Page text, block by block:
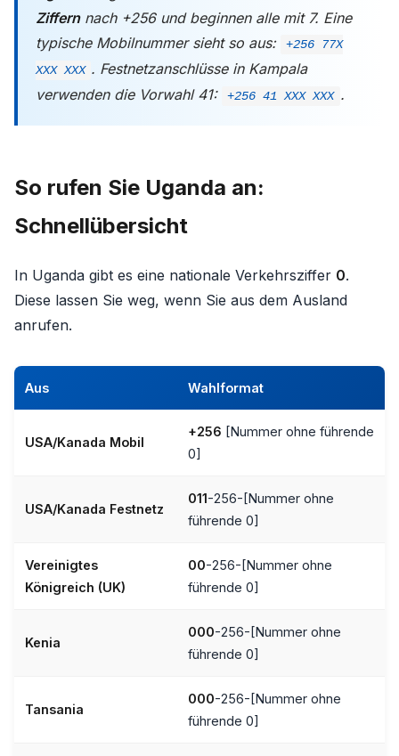
Ziffernnach +256 und beginnen alle mit 7. Eine
typische Mobilnummer sieht so aus:
+256 77X
XXX XXX . Festnetzanschlüsse in Kampala
verwenden die Vorwahl 41:
+256 41 XXX XXX .
So rufen Sie Uganda an:
Schnellübersicht
In Uganda gibt es eine nationale Verkehrsziffer 0.
Diese lassen Sie weg, wenn Sie aus dem Ausland
anrufen.
Aus Wahlformat
USA/Kanada Mobil
+256 [Nummer ohne führende
0]
USA/Kanada Festnetz
011-256-[Nummer ohne
führende 0]
Vereinigtes
Königreich (UK)
00-256-[Nummer ohne
führende 0]
Kenia
000-256-[Nummer ohne
führende 0]
Tansania
000-256-[Nummer ohne
führende 0]